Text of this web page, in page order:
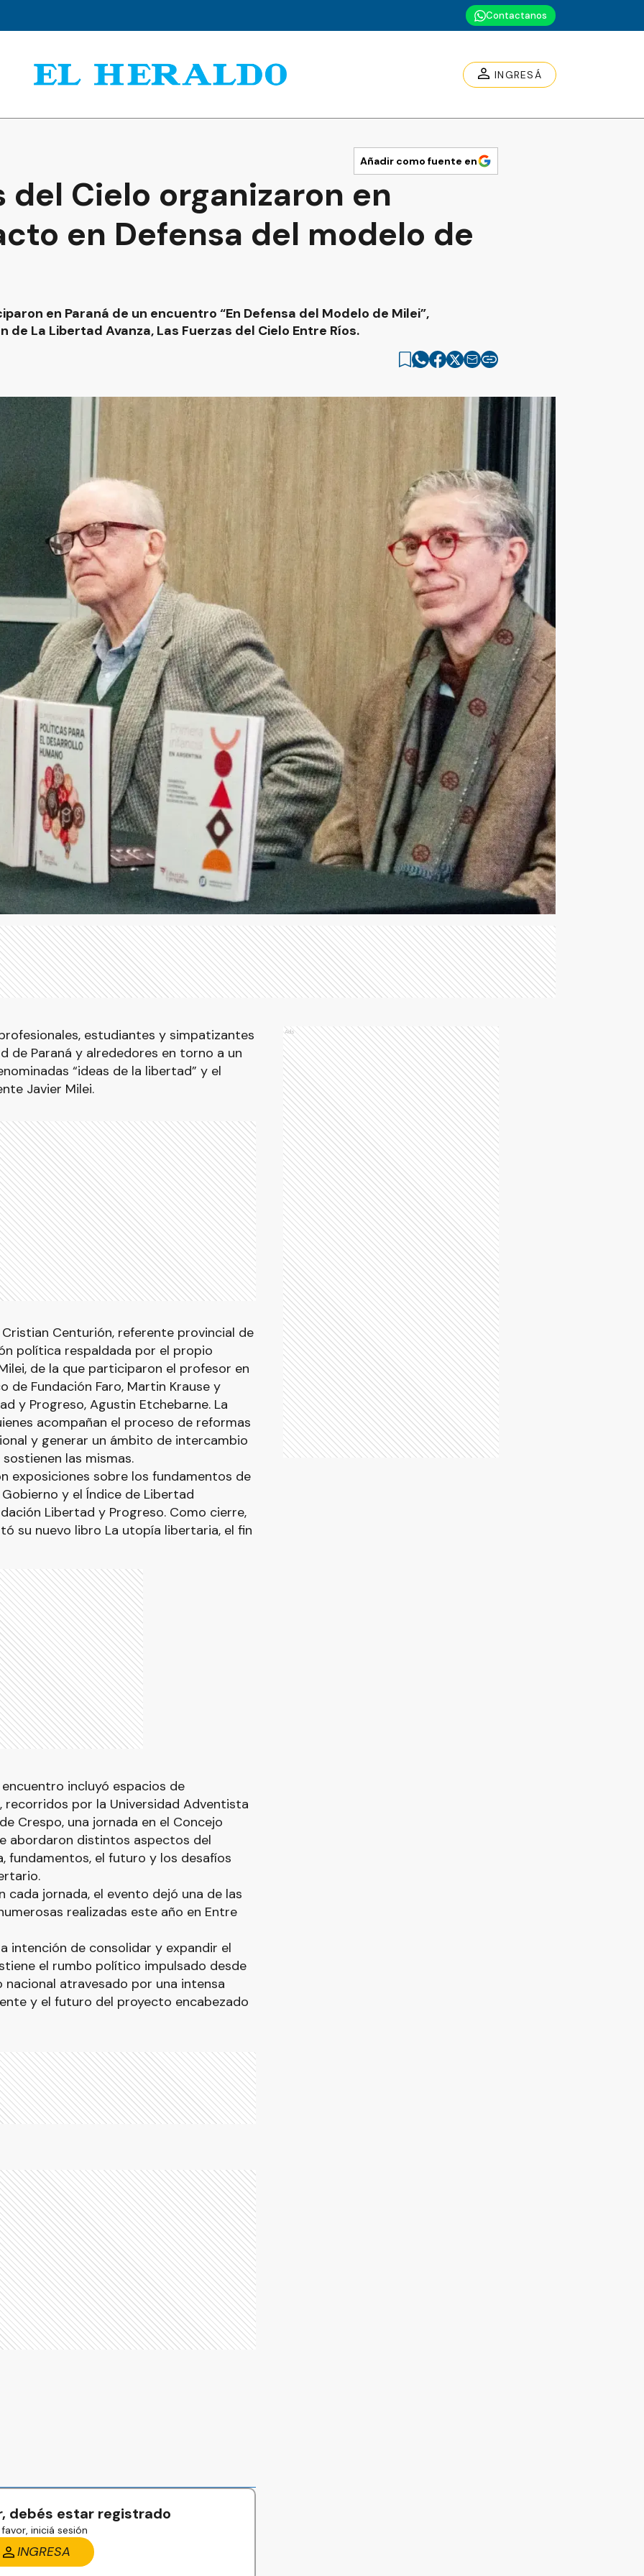
Contactanos
INGRESÁ
Añadir como fuente en
del Cielo organizaron en
en Defensa del modelo de
en Paraná de un encuentro “En Defensa del Modelo de Milei”,
La Libertad Avanza, Las Fuerzas del Cielo Entre Ríos.
estudiantes y simpatizantes
de Paraná y alrededores en torno a un
“ideas de la libertad” y el
Javier Milei.
Centurión, referente provincial de
política respaldada por el propio
de la que participaron el profesor en
Fundación Faro, Martin Krause y
y Progreso, Agustin Etchebarne. La
acompañan el proceso de reformas
y generar un ámbito de intercambio
las mismas.
exposiciones sobre los fundamentos de
y el Índice de Libertad
Libertad y Progreso. Como cierre,
su nuevo libro La utopía libertaria, el fin
incluyó espacios de
por la Universidad Adventista
Crespo, una jornada en el Concejo
abordaron distintos aspectos del
fundamentos, el futuro y los desafíos
jornada, el evento dejó una de las
realizadas este año en Entre
intención de consolidar y expandir el
el rumbo político impulsado desde
nacional atravesado por una intensa
y el futuro del proyecto encabezado
debés estar registrado
iniciá sesión
INGRESA
Ads